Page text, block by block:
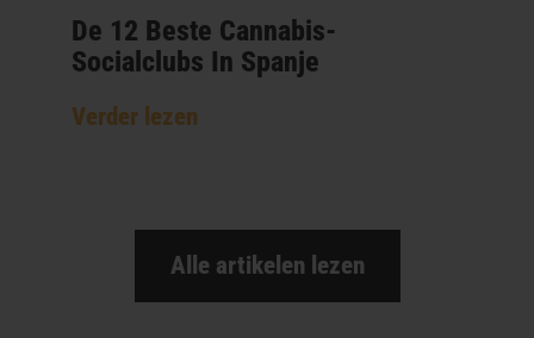
De 12 Beste Cannabis-
Socialclubs In Spanje
Verder lezen
Alle artikelen lezen